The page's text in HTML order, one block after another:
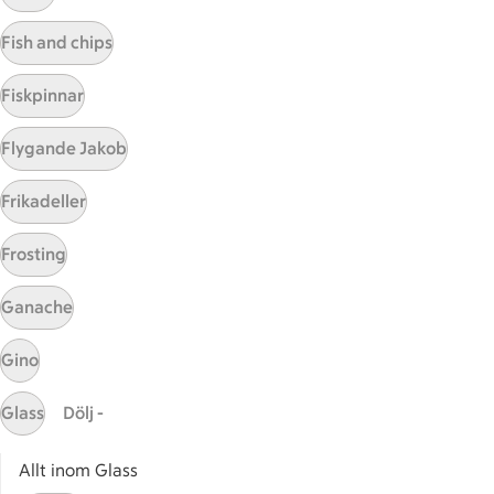
Sidfot
Start
Få snabbt svar
Prenumerera
Fish and chips
Fiskpinnar
Flygande Jakob
Frikadeller
Frosting
Ganache
Gino
Glass Dölj -
Allt inom Glass